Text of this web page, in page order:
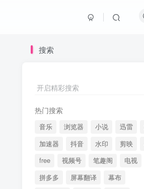
搜索
开启精彩搜索
热门搜索
音乐 浏览器 小说 迅雷
加速器
抖音 水印 剪映
free
视频号 笔趣阁
电视
拼多多
屏幕翻译
幕布